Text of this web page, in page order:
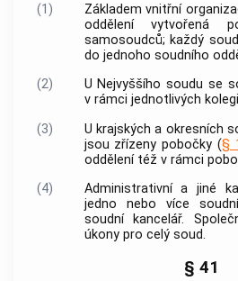
(1)
Základem vnitřní
oddělení vytvořená
samosoudců; každý
do jednoho soudního
(2)
U Nejvyššího soudu se
v rámci jednotlivých
(3)
U krajských a okresních
jsou zřízeny pobočky (§
oddělení též v rámci
(4)
Administrativní a jiné
jedno nebo více
soudní kancelář.
úkony pro celý soud.
§ 41